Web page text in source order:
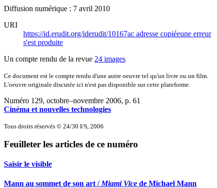
Diffusion numérique : 7 avril 2010
URI
https://id.erudit.org/iderudit/10167ac adresse copiéeune erreur
s'est produite
Un compte rendu de la revue 24 images
Ce document est le compte rendu d'une autre oeuvre tel qu'un livre ou un film.
L'oeuvre originale discutée ici n'est pas disponible sur cette plateforme.
Numéro 129, octobre–novembre 2006, p. 61
Cinéma et nouvelles technologies
Tous droits réservés © 24/30 I/S, 2006
Feuilleter les articles de ce numéro
Saisir le visible
Mann au sommet de son art / Miami Vice de Michael Mann